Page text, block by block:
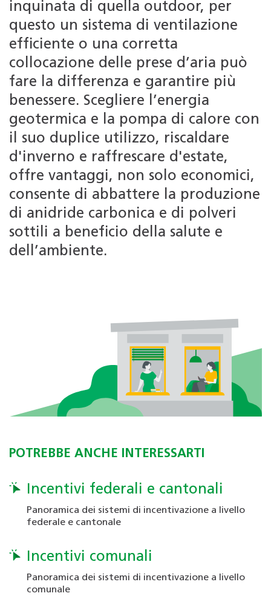
inquinata di quella outdoor, per
questo un sistema di ventilazione
efficiente o una corretta
collocazione delle prese d’aria può
fare la differenza e garantire più
benessere. Scegliere l’energia
geotermica e la pompa di calore con
il suo duplice utilizzo, riscaldare
d'inverno e raffrescare d'estate,
offre vantaggi, non solo economici,
consente di abbattere la produzione
di anidride carbonica e di polveri
sottili a beneficio della salute e
dell’ambiente.
POTREBBE ANCHE INTERESSARTI
Incentivi federali e cantonali
Panoramica dei sistemi di incentivazione a livello
federale e cantonale
Incentivi comunali
Panoramica dei sistemi di incentivazione a livello
comunale